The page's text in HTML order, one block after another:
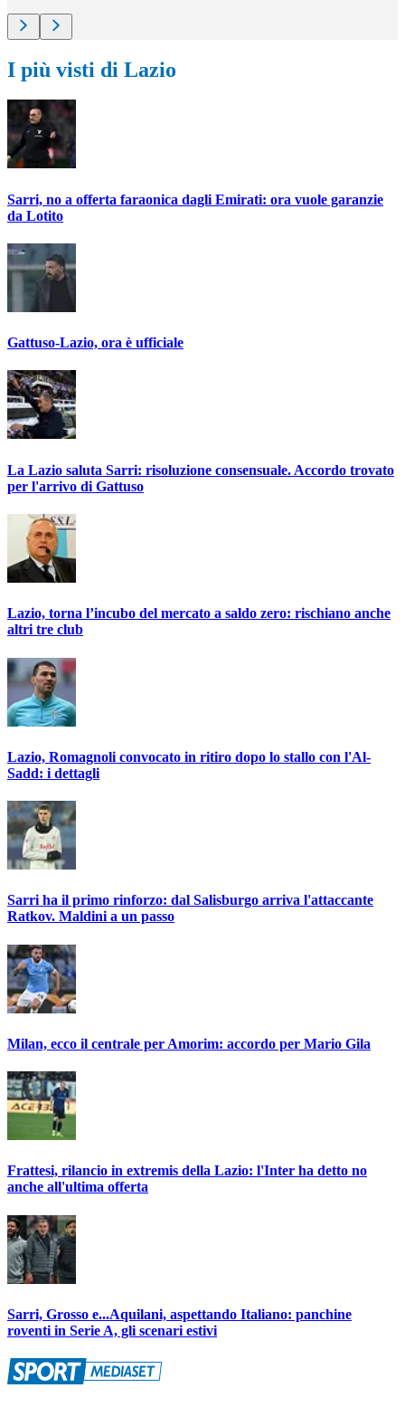
I più visti di Lazio
Sarri, no a offerta faraonica dagli Emirati: ora vuole garanzie
da Lotito
Gattuso-Lazio, ora è ufficiale
La Lazio saluta Sarri: risoluzione consensuale. Accordo trovato
per l'arrivo di Gattuso
Lazio, torna l’incubo del mercato a saldo zero: rischiano anche
altri tre club
Lazio, Romagnoli convocato in ritiro dopo lo stallo con l'Al-
Sadd: i dettagli
Sarri ha il primo rinforzo: dal Salisburgo arriva l'attaccante
Ratkov. Maldini a un passo
Milan, ecco il centrale per Amorim: accordo per Mario Gila
Frattesi, rilancio in extremis della Lazio: l'Inter ha detto no
anche all'ultima offerta
Sarri, Grosso e...Aquilani, aspettando Italiano: panchine
roventi in Serie A, gli scenari estivi